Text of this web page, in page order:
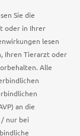
Sie die
oder in Ihrer
lesen
Ihren Tierarzt oder
Alle
an die
/ nur bei